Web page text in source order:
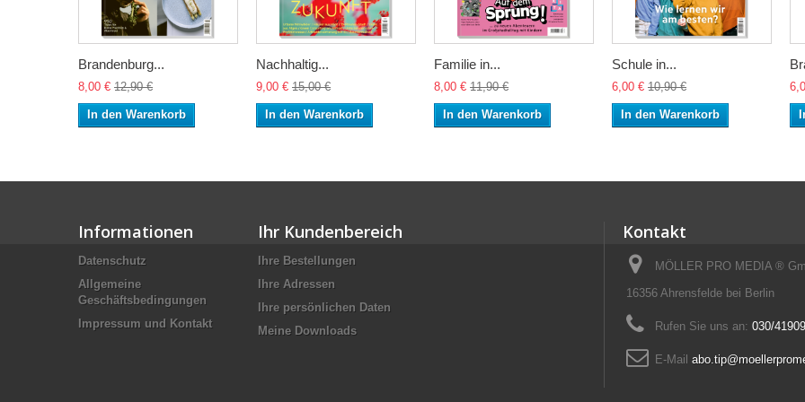
Brandenburg...
8,00 € 12,90 €
In den Warenkorb
Nachhaltig...
9,00 € 15,00 €
In den Warenkorb
Familie in...
8,00 € 11,90 €
In den Warenkorb
Schule in...
6,00 € 10,90 €
In den Warenkorb
Informationen
Datenschutz
Allgemeine
Geschäftsbedingungen
Impressum und Kontakt
Ihr Kundenbereich
Ihre Bestellungen
Ihre Adressen
Ihre persönlichen Daten
Meine Downloads
Kontakt
MÖLLER PRO MEDIA ®
16356 Ahrensfelde bei Berlin
Rufen Sie uns an: 030/
E-Mail